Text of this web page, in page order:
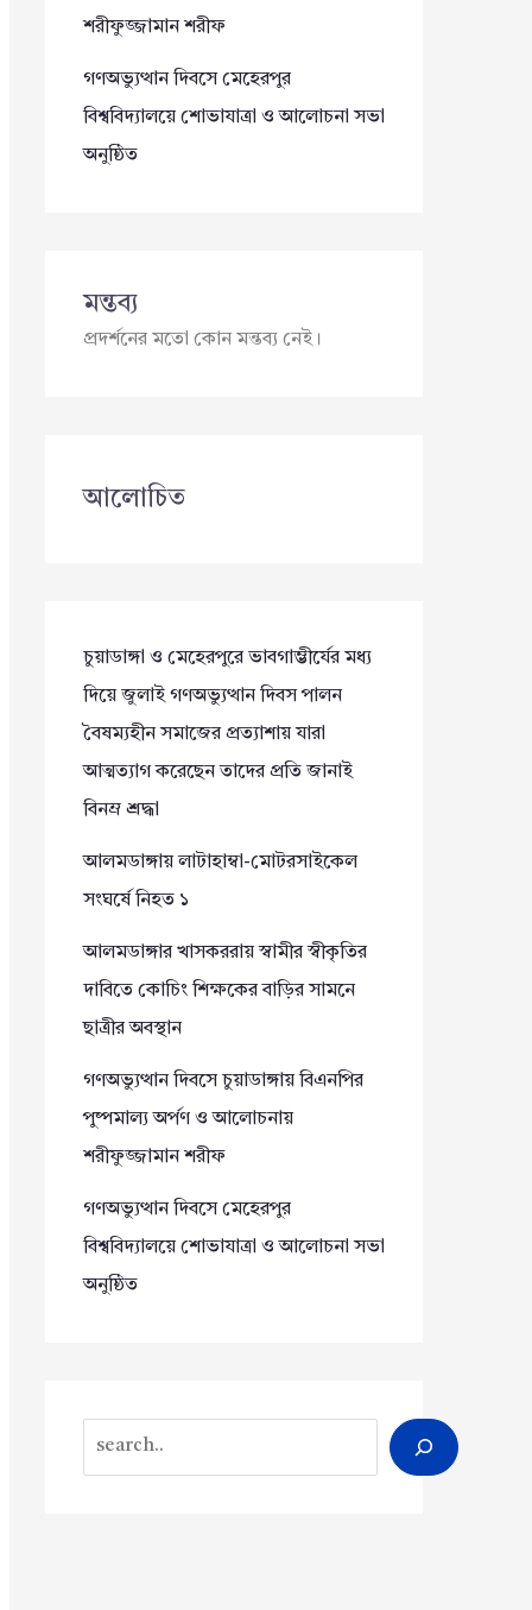
শরীফুজ্জামান শরীফ
গণঅভ্যুত্থান দিবসে মেহেরপুর
বিশ্ববিদ্যালয়ে শোভাযাত্রা ও আলোচনা সভা
অনুষ্ঠিত
মন্তব্য
প্রদর্শনের মতো কোন মন্তব্য নেই।
আলোচিত
চুয়াডাঙ্গা ও মেহেরপুরে ভাবগাম্ভীর্যের মধ্য
দিয়ে জুলাই গণঅভ্যুত্থান দিবস পালন
বৈষম্যহীন সমাজের প্রত্যাশায় যারা
আত্মত্যাগ করেছেন তাদের প্রতি জানাই
বিনম্র শ্রদ্ধা
আলমডাঙ্গায় লাটাহাম্বা-মোটরসাইকেল
সংঘর্ষে নিহত ১
আলমডাঙ্গার খাসকররায় স্বামীর স্বীকৃতির
দাবিতে কোচিং শিক্ষকের বাড়ির সামনে
ছাত্রীর অবস্থান
গণঅভ্যুত্থান দিবসে চুয়াডাঙ্গায় বিএনপির
পুষ্পমাল্য অর্পণ ও আলোচনায়
শরীফুজ্জামান শরীফ
গণঅভ্যুত্থান দিবসে মেহেরপুর
বিশ্ববিদ্যালয়ে শোভাযাত্রা ও আলোচনা সভা
অনুষ্ঠিত